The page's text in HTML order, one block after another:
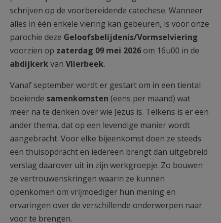
schrijven op de voorbereidende catechese. Wanneer
alles in één enkele viering kan gebeuren, is voor onze
parochie deze Geloofsbelijdenis/Vormselviering
voorzien op zaterdag 09 mei 2026om 16u00 in de
abdijkerkvan Vlierbeek.
Vanaf september wordt er gestart om in een tiental
boeiende samenkomsten (eens per maand) wat
meer na te denken over wie Jezus is. Telkens is er een
ander thema, dat op een levendige manier wordt
aangebracht. Voor elke bijeenkomst doen ze steeds
een thuisopdracht en iedereen brengt dan uitgebreid
verslag daarover uit in zijn werkgroepje. Zo bouwen
ze vertrouwenskringen waarin ze kunnen
openkomen om vrijmoediger hun mening en
ervaringen over de verschillende onderwerpen naar
voor te brengen.